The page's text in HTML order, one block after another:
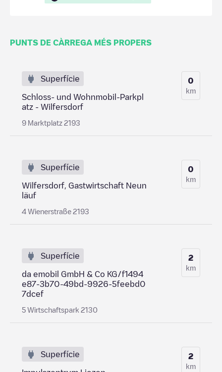
PUNTS DE CÀRREGA MÉS PROPERS
Superfície
Schloss- und Wohnmobil-Parkpl
atz - Wilfersdorf
9 Marktplatz 2193
0
km
Superfície
Wilfersdorf, Gastwirtschaft Neun
läuf
4 Wienerstraße 2193
0
km
Superfície
da emobil GmbH & Co KG/f1494
e87-3b70-49bd-9926-5feebd0
7dcef
5 Wirtschaftspark 2130
2
km
Superfície 2
km